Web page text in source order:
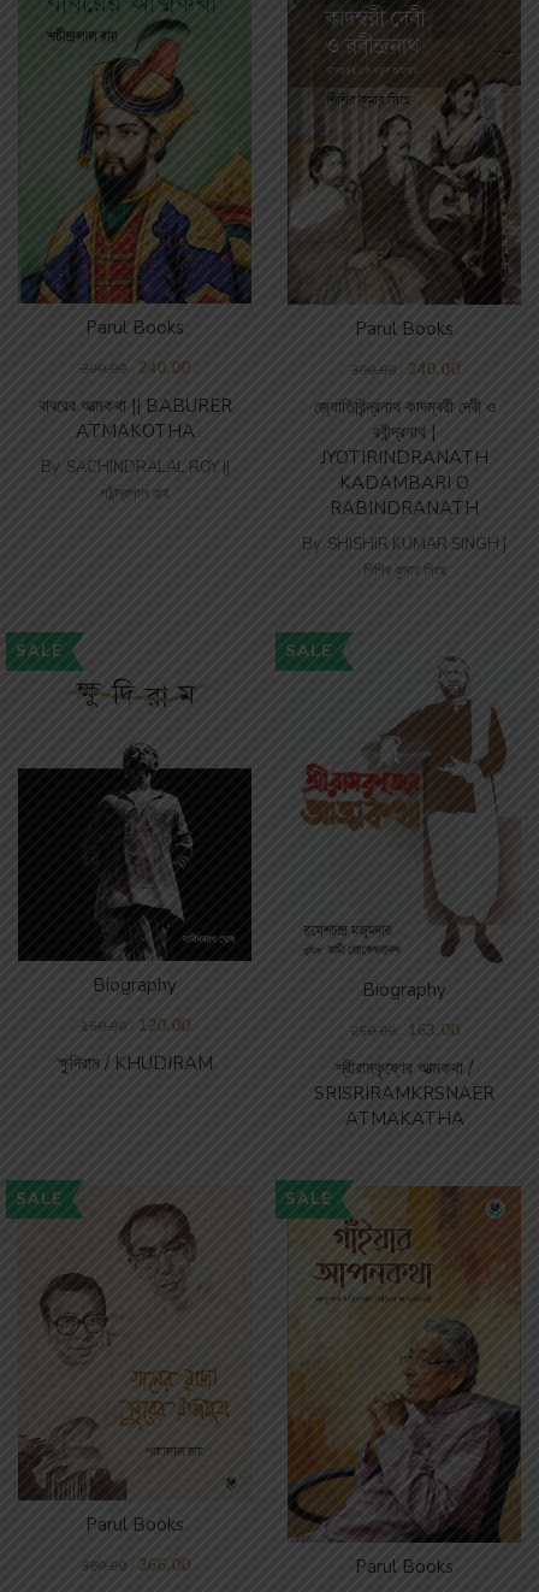
বাবরের আত্মকথা || BABURER
ATMAKOTHA
Parul Books
300.00 240.00
By SACHINDRALAL ROY ||
শচীন্দ্রলাল রায়
জ্যোতিরিন্দ্রনাথ কাদম্বরী দেবী ও
রবীন্দ্রনাথ |
JYOTIRINDRANATH
KADAMBARI O
RABINDRANATH
Parul Books
300.00 240.00
By SHISHIR KUMAR SINGH |
শিশির কুমার সিংহ
SALE
ক্ষুদিরাম / KHUDIRAM
Biography
150.00 120.00
SALE
শ্রীরামকৃষ্ণের আত্মকথা /
SRISRIRAMKRSNAER
ATMAKATHA
Biography
250.00 163.00
SALE
Parul Books
380.00 266.00
SALE
Parul Books